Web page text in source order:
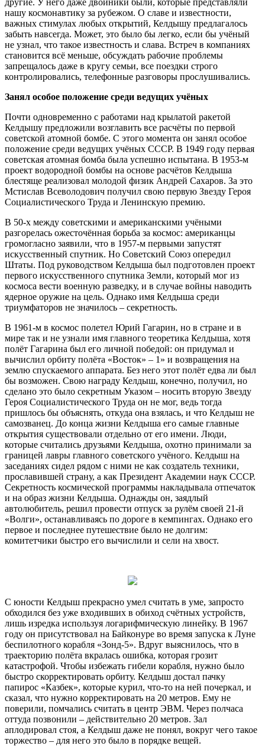
нашу космонавтику за рубежом. О славе и известности,
важных стимулах любых открытий, Келдышу предлагалось
забыть навсегда. Может, это было бы легко, если бы учёный
не узнал, что такое известность и слава. Встреч в компаниях
становится всё меньше, обсуждать рабочие проблемы
запрещалось даже в кругу семьи, все поездки строго
контролировались, телефонные разговоры прослушивались.
Занял особое положение среди ведущих учёных
Почти одновременно с работами над крылатой ракетой
Келдышу предложили возглавить все расчёты по первой
советской атомной бомбе. С этого момента он занял особое
положение среди ведущих учёных СССР. В 1949 году первая
советская атомная бомба была успешно испытана. В 1953-м
проект водородной бомбы на основе расчётов Келдыша
блестяще реализовал молодой физик Андрей Сахаров. За это
Мстислав Всеволодович получил свою первую Звезду Героя
Социалистического Труда и Ленинскую премию.
В 50-х между советскими и американскими учёными
разгорелась ожесточённая борьба за космос: американцы
громогласно заявили, что в 1957-м первыми запустят
искусственный спутник. Но Советский Союз опередил
Штаты. Под руководством Келдыша был подготовлен проект
первого искусственного спутника Земли, который мог из
космоса вести военную разведку, и в случае войны наводить
ядерное оружие на цель. Однако имя Келдыша среди
триумфаторов не значилось – секретность.
В 1961-м в космос полетел Юрий Гагарин, но в стране и в
мире так и не узнали имя главного теоретика Келдыша, хотя
полёт Гагарина был его личной победой: он придумал и
вычислил орбиту полёта «Восток» – 1» и возвращения на
землю спускаемого аппарата. Без него этот полёт едва ли был
бы возможен. Свою награду Келдыш, конечно, получил, но
сделано это было секретным Указом – носить вторую Звезду
Героя Социалистического Труда он не мог, ведь тогда
пришлось бы объяснять, откуда она взялась, и что Келдыш не
самозванец. До конца жизни Келдыша его самые главные
открытия существовали отдельно от его имени. Люди,
которые считались друзьями Келдыша, охотно принимали за
границей лавры главного советского учёного. Келдыш на
заседаниях сидел рядом с ними не как создатель техники,
прославившей страну, а как Президент Академии наук СССР.
Секретность космической программы накладывала отпечаток
и на образ жизни Келдыша. Однажды он, заядлый
автолюбитель, решил провести отпуск за рулём своей 21-й
«Волги», останавливаясь по дороге в кемпингах. Однако его
первое и последнее путешествие было не долгим:
комитетчики быстро его вычислили и сели на хвост.
С юности Келдыш прекрасно умел считать в уме, запросто
обходился без уже входивших в обиход счётных устройств,
лишь изредка используя логарифмическую линейку. В 1967
году он присутствовал на Байконуре во время запуска к Луне
беспилотного корабля «Зонд-5». Вдруг выяснилось, что в
траекторию полёта вкралась ошибка, которая грозит
катастрофой. Чтобы избежать гибели корабля, нужно было
быстро скорректировать орбиту. Келдыш достал пачку
папирос «Казбек», которые курил, что-то на ней почеркал, и
сказал, что нужно корректировать на 20 метров. Ему не
поверили, помчались считать в центр ЭВМ. Через полчаса
оттуда позвонили – действительно 20 метров. Зал
аплодировал стоя, а Келдыш даже не понял, вокруг чего такое
торжество – для него это было в порядке вещей.